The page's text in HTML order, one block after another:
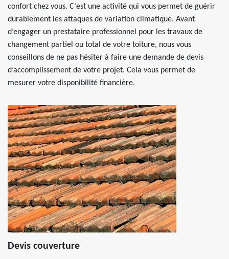
confort chez vous. C’est une activité qui vous permet de guérir
durablement les attaques de variation climatique. Avant
d’engager un prestataire professionnel pour les travaux de
changement partiel ou total de votre toiture, nous vous
conseillons de ne pas hésiter à faire une demande de devis
d’accomplissement de votre projet. Cela vous permet de
mesurer votre disponibilité financière.
Devis couverture